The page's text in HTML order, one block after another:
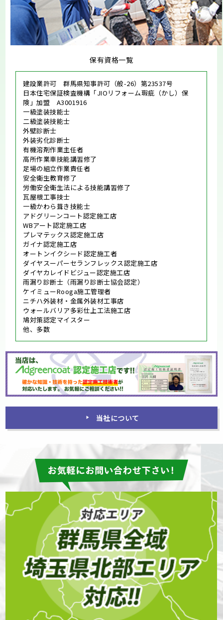
保有資格一覧
建設業許可 群馬県知事許可（般-26）第23537号
日本住宅保証検査機構「JIOリフォーム瑕疵（かし）保
険」加盟 A3001916
一級塗装技能士
二級塗装技能士
外壁診断士
外装劣化診断士
有機溶剤作業主任者
高所作業車技能講習修了
足場の組立作業責任者
安全衛生教育修了
労働安全衛生法による技能講習修了
瓦屋根工事技士
一級かわら葺き技能士
アドグリーンコート認定施工店
WBアート認定施工店
プレマテックス認定施工店
ガイナ認定施工店
オートンイクシード認定施工者
ダイヤスーパーセランフレックス認定施工店
ダイヤカレイドビジュー認定施工店
雨漏り診断士（雨漏り診断士協会認定）
ケイミューRooga施工管理者
ニチハ外装材・金属外装材工事店
ウォールバリア多彩仕上工法施工店
鳩対策認定マイスター
他、多数
当社について